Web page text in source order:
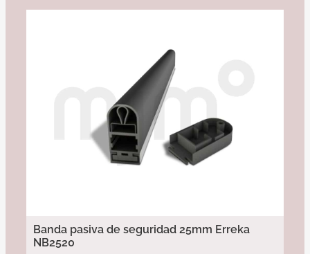
Banda pasiva de seguridad 25mm Erreka
NB2520